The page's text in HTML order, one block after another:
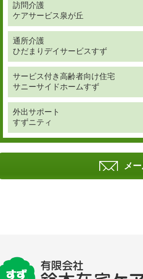
訪問介護
ケアサービス泉が丘
通所介護
ひだまりデイサービスすず
サービス付き高齢者向け住宅
サニーサイドホームすず
外出サポート
すずニティ
メ